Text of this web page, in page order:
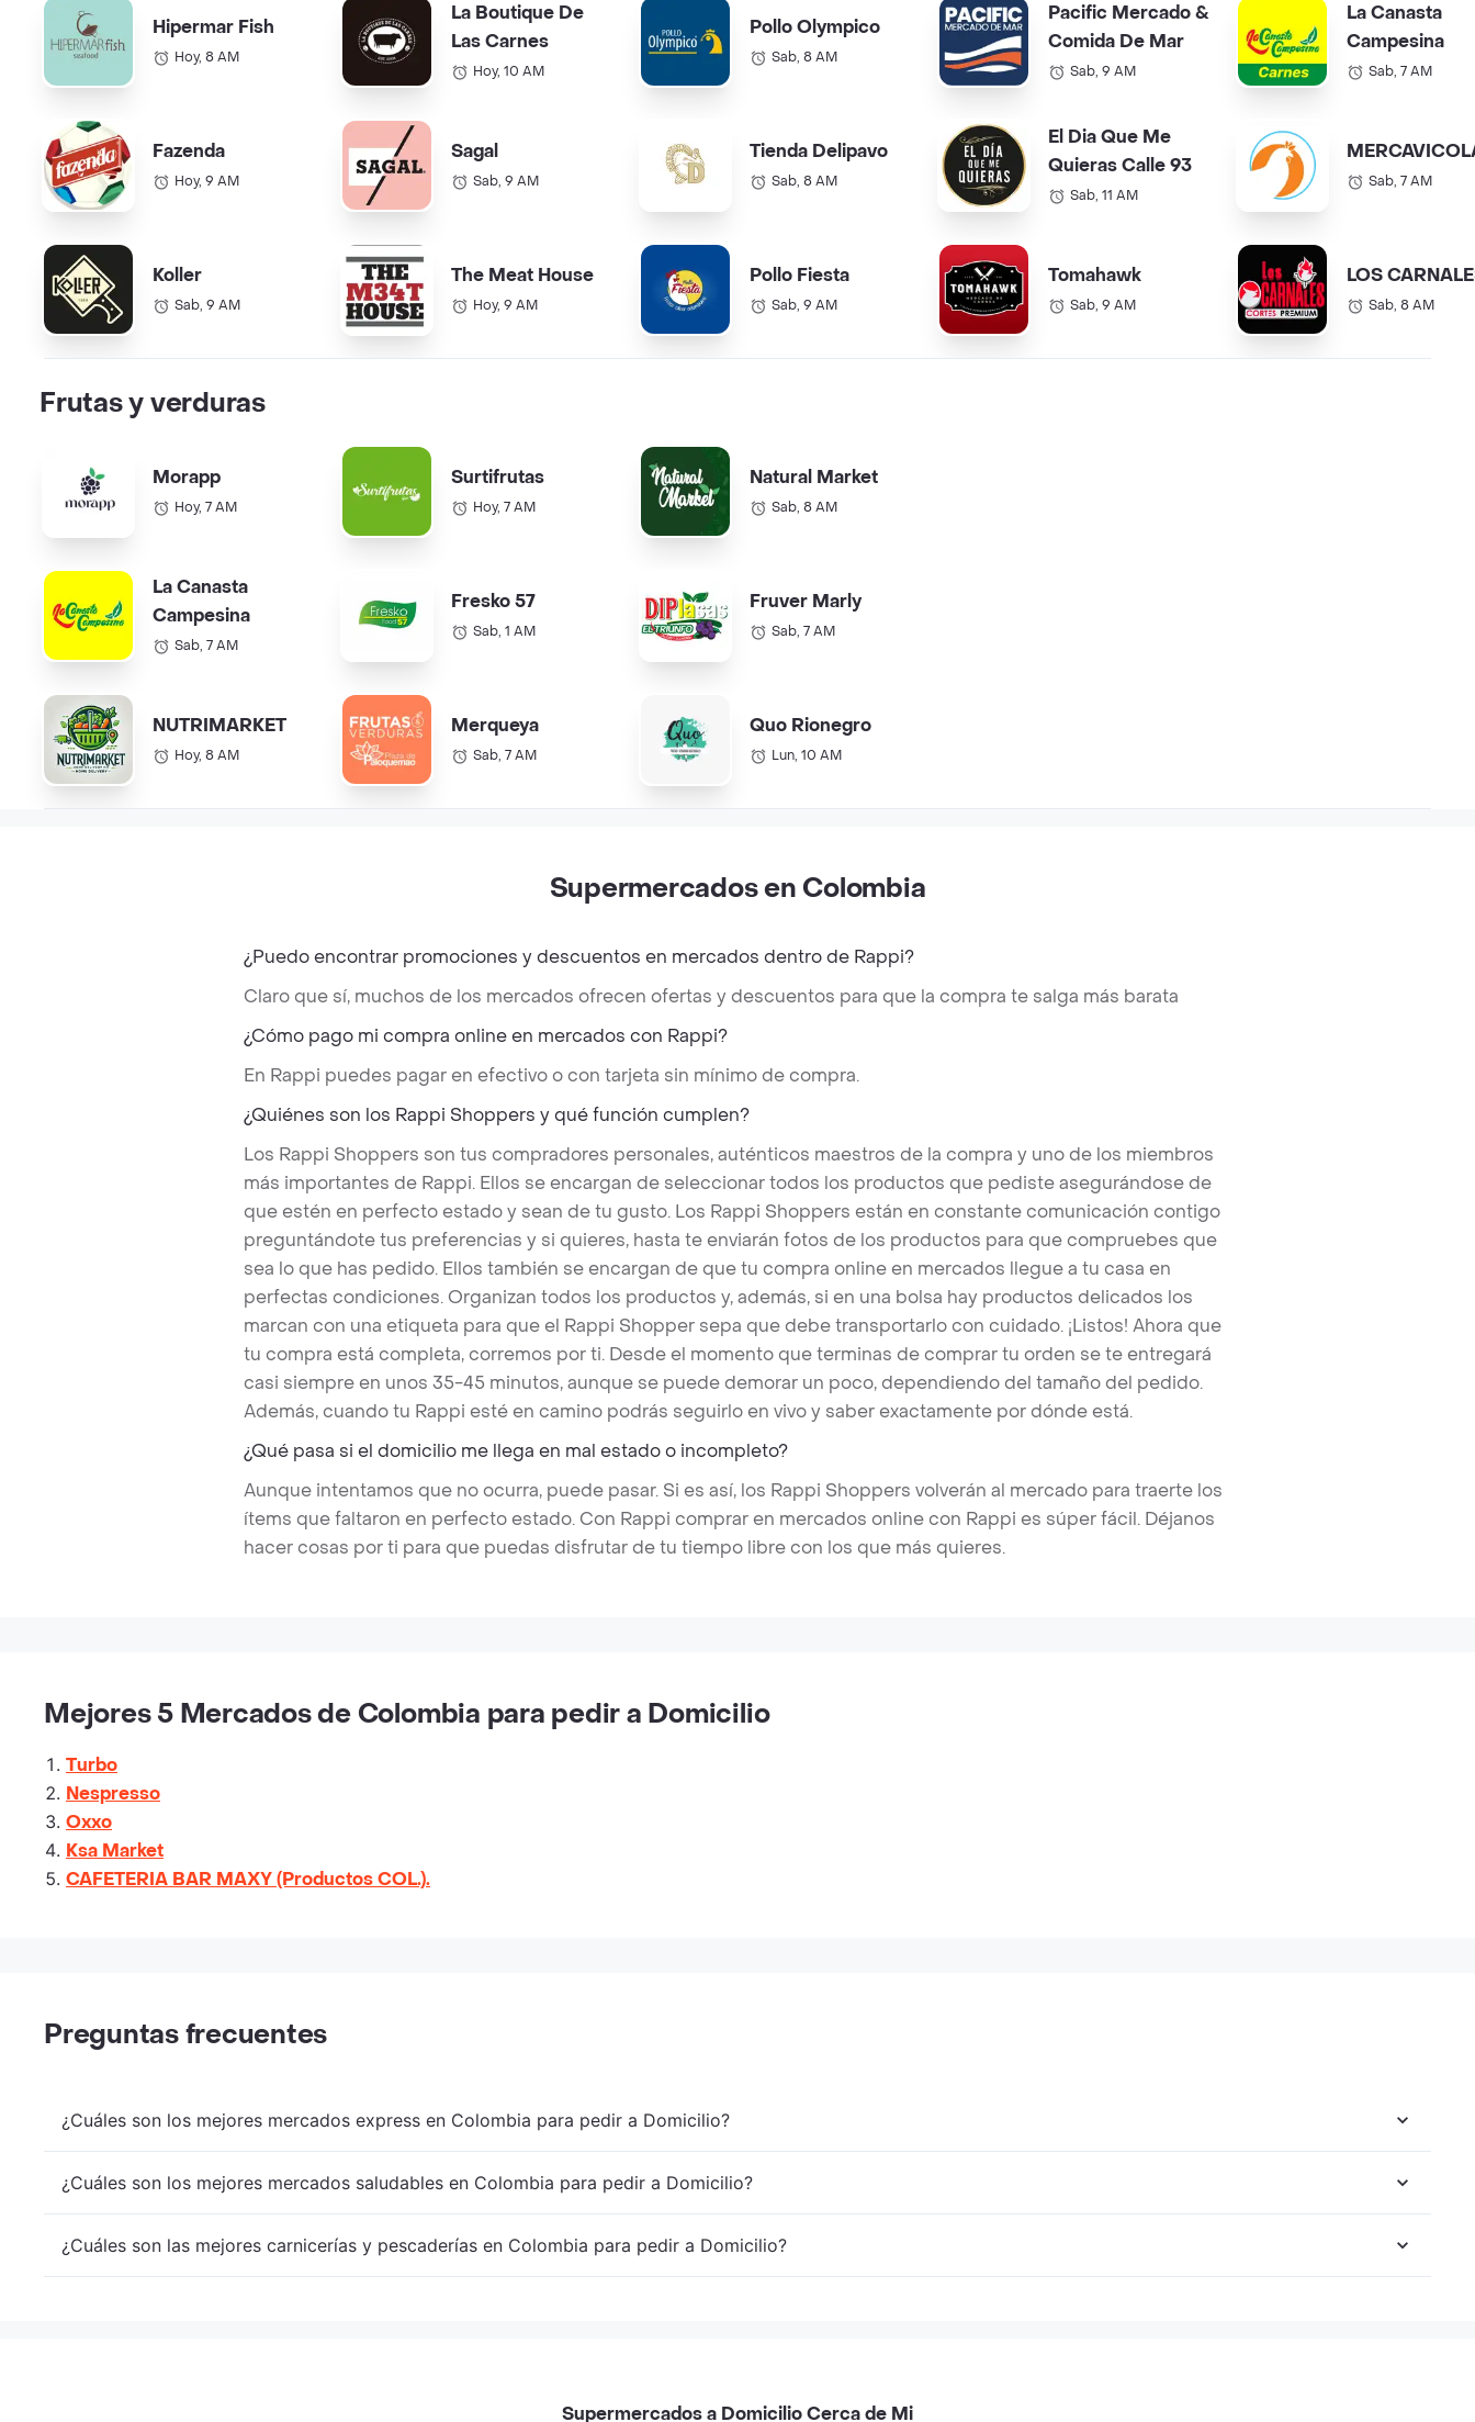
Hipermar Fish
Hoy, 8 AM
Fazenda
Hoy, 9 AM
Koller
Sab, 9 AM
La Boutique De
Las Carnes
Hoy, 10 AM
Sagal
Sab, 9 AM
The Meat House
Hoy, 9 AM
Pollo Olympico
Sab, 8 AM
Tienda Delipavo
Sab, 8 AM
Pollo Fiesta
Sab, 9 AM
Pacific Mercado &
Comida De Mar
Sab, 9 AM
El Dia Que Me
Quieras Calle 93
Sab, 11 AM
Tomahawk
Sab, 9 AM
La Canasta
Campesina
Sab, 7 AM
Sab, 7 AM
LOS
Sab, 8 AM
Frutas y verduras
Morapp
Hoy, 7 AM
La Canasta
Campesina
Sab, 7 AM
NUTRIMARKET
Hoy, 8 AM
Surtifrutas
Hoy, 7 AM
Fresko 57
Sab, 1 AM
Merqueya
Sab, 7 AM
Natural Market
Sab, 8 AM
Fruver Marly
Sab, 7 AM
Quo Rionegro
Lun, 10 AM
Supermercados en Colombia
¿Puedo encontrar promociones y descuentos en mercados dentro de Rappi?
Claro que sí, muchos de los mercados ofrecen ofertas y descuentos para que la compra te salga más barata
¿Cómo pago mi compra online en mercados con Rappi?
En Rappi puedes pagar en efectivo o con tarjeta sin mínimo de compra.
¿Quiénes son los Rappi Shoppers y qué función cumplen?
Los Rappi Shoppers son tus compradores personales, auténticos maestros de la compra y uno de los miembros
más importantes de Rappi. Ellos se encargan de seleccionar todos los productos que pediste asegurándose de
que estén en perfecto estado y sean de tu gusto. Los Rappi Shoppers están en constante comunicación contigo
preguntándote tus preferencias y si quieres, hasta te enviarán fotos de los productos para que compruebes que
sea lo que has pedido. Ellos también se encargan de que tu compra online en mercados llegue a tu casa en
perfectas condiciones. Organizan todos los productos y, además, si en una bolsa hay productos delicados los
marcan con una etiqueta para que el Rappi Shopper sepa que debe transportarlo con cuidado. ¡Listos! Ahora que
tu compra está completa, corremos por ti. Desde el momento que terminas de comprar tu orden se te entregará
casi siempre en unos 35-45 minutos, aunque se puede demorar un poco, dependiendo del tamaño del pedido.
Además, cuando tu Rappi esté en camino podrás seguirlo en vivo y saber exactamente por dónde está.
¿Qué pasa si el domicilio me llega en mal estado o incompleto?
Aunque intentamos que no ocurra, puede pasar. Si es así, los Rappi Shoppers volverán al mercado para traerte los
ítems que faltaron en perfecto estado. Con Rappi comprar en mercados online con Rappi es súper fácil. Déjanos
hacer cosas por ti para que puedas disfrutar de tu tiempo libre con los que más quieres.
Mejores 5 Mercados de Colombia para pedir a Domicilio
Turbo
Nespresso
Oxxo
Ksa Market
CAFETERIA BAR MAXY (Productos COL.).
Preguntas frecuentes
¿Cuáles son los mejores mercados express en Colombia para pedir a Domicilio?
¿Cuáles son los mejores mercados saludables en Colombia para pedir a Domicilio?
¿Cuáles son las mejores carnicerías y pescaderías en Colombia para pedir a Domicilio?
Supermercados a Domicilio Cerca de Mi